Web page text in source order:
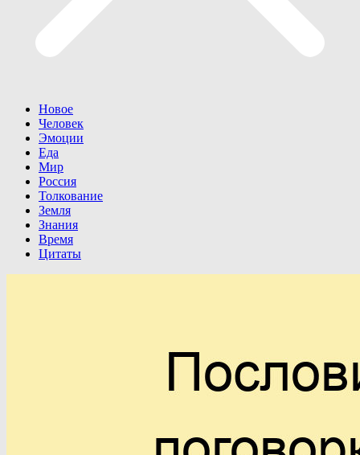
Новое
Человек
Эмоции
Еда
Мир
Россия
Толкование
Земля
Знания
Время
Цитаты